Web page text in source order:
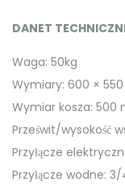
DANET
Waga: 50kg
Wymiary: 600 ×
Wymiar kosza: 500
Prześwit/wysokość
Przyłącze
Przyłącze wodne: